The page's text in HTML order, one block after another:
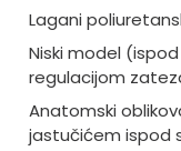
Lagani
Niski model
regulacijom
Anatomski
jastučićem ispod